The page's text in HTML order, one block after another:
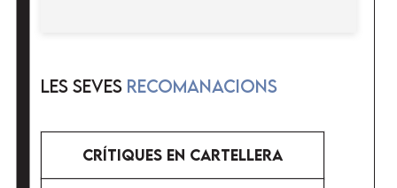
LES SEVES RECOMANACIONS
CRÍTiQUES EN CARTELLERA